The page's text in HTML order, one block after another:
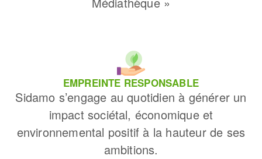
EMPREINTE RESPONSABLE
Sidamo s’engage au quotidien à générer un
impact sociétal, économique et
environnemental positif à la hauteur de ses
ambitions.